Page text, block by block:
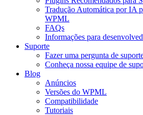
Tradução Automática por IA
WPML
FAQs
Informações para
Suporte
Fazer uma pergunta de
Conheça nossa equipe de
Blog
Anúncios
Versões do WPML
Compatibilidade
Tutoriais